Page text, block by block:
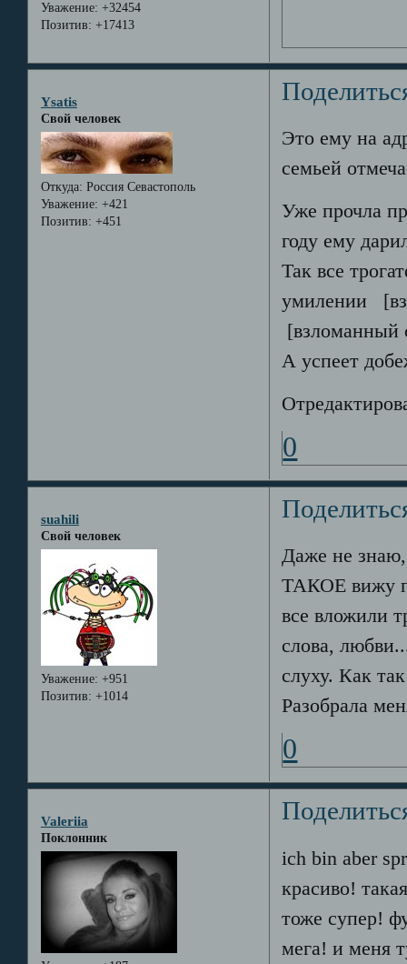
Уважение: +32454
Позитив: +17413
Ysatis
Свой человек
Откуда: Россия Севастополь
Уважение: +421
Позитив: +451
Это ему на
семьей
Уже прочла
году ему
Так все
умилении
[взломанный
А успеет
0
suahili
Свой человек
Уважение: +951
Позитив: +1014
Даже не
ТАКОЕ вижу
все вложили
слова,
слуху. Как
Разобрала
0
Valeriia
Поклонник
ich bin aber
красиво!
тоже супер!
мега! и меня